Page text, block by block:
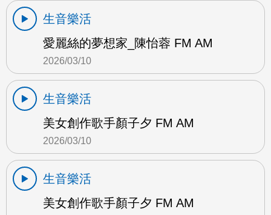
生音樂活
愛麗絲的夢想家_陳怡蓉 FM AM
2026/03/10
生音樂活
美女創作歌手顏子夕 FM AM
2026/03/10
生音樂活
美女創作歌手顏子夕 FM AM